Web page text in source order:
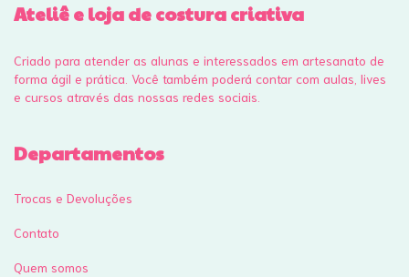
Ateliê e loja de costura criativa
Criado para atender as alunas e interessados em artesanato de
forma ágil e prática. Você também poderá contar com aulas, lives
e cursos através das nossas redes sociais.
Departamentos
Trocas e Devoluções
Contato
Quem somos